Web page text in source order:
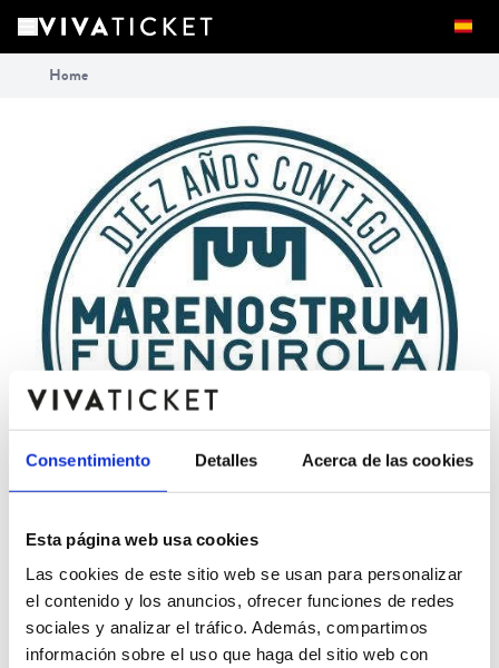
Consentimiento Detalles Acerca de las cookies
Esta página web usa cookies
Las cookies de este sitio web se usan para personalizar
el contenido y los anuncios, ofrecer funciones de redes
sociales y analizar el tráfico. Además, compartimos
información sobre el uso que haga del sitio web con
Home
MARENOSTRUM
FUENGIROLA